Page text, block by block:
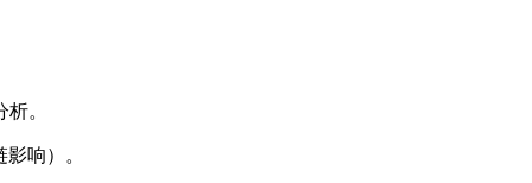
。
响）。